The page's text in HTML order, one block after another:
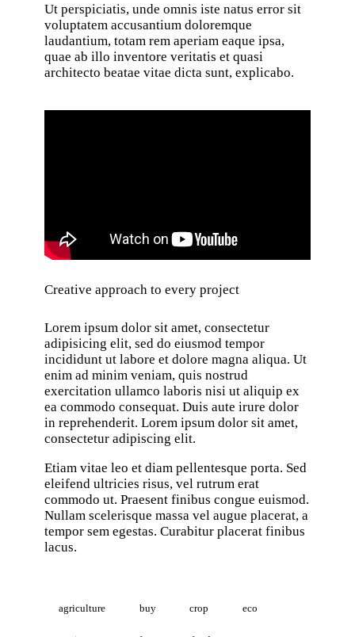
Ut perspiciatis, unde omnis iste natus error sit
voluptatem accusantium doloremque
laudantium, totam rem aperiam eaque ipsa,
quae ab illo inventore veritatis et quasi
architecto beatae vitae dicta sunt, explicabo.
Creative approach to every project
Lorem ipsum dolor sit amet, consectetur
adipisicing elit, sed do eiusmod tempor
incididunt ut labore et dolore magna aliqua. Ut
enim ad minim veniam, quis nostrud
exercitation ullamco laboris nisi ut aliquip ex
ea commodo consequat. Duis aute irure dolor
in reprehenderit. Lorem ipsum dolor sit amet,
consectetur adipiscing elit.
Etiam vitae leo et diam pellentesque porta. Sed
eleifend ultricies risus, vel rutrum erat
commodo ut. Praesent finibus congue euismod.
Nullam scelerisque massa vel augue placerat, a
tempor sem egestas. Curabitur placerat finibus
lacus.
agriculture buy crop eco